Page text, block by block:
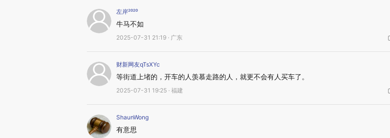
左岸²⁰²⁰
牛马不如
2025-07-31 21:19 · 广东
财新网友qTsXYc
等街道上堵的，开车的人羡慕走路的人，就更不会有人买车了。
2025-07-31 19:25 · 福建
ShaunWong
有意思